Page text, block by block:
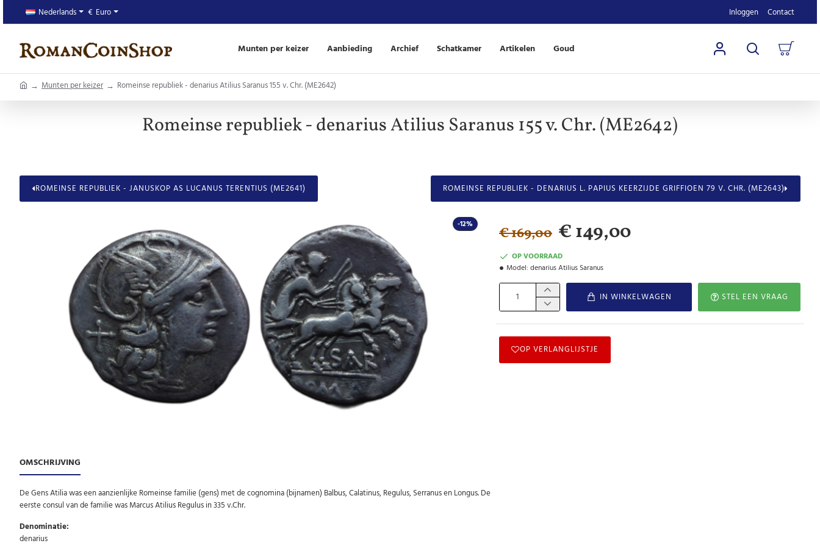
Nederlands € Euro Inloggen Contact
Munten per keizer Aanbieding Archief Schatkamer Artikelen Goud
homeMunten per keizer Romeinse republiek - denarius Atilius Saranus 155 v. Chr. (ME2642)
Romeinse republiek - denarius Atilius Saranus 155 v. Chr. (ME2642)
ROMEINSE REPUBLIEK - JANUSKOP AS LUCANUS TERENTIUS (ME2641) ROMEINSE REPUBLIEK - DENARIUS L. PAPIUS KEERZIJDE GRIFFIOEN 79 V. CHR. (ME2643)
-12%
OP VOORRAAD
Model: denarius Atilius Saranus
€ 149,00
€ 169,00
IN WINKELWAGEN STEL EEN VRAAG
OP VERLANGLIJSTJE
OMSCHRIJVING
De Gens Atilia was een aanzienlijke Romeinse familie (gens) met de cognomina (bijnamen) Balbus, Calatinus, Regulus, Serranus en Longus. De
eerste consul van de familie was Marcus Atilius Regulus in 335 v.Chr.
Denominatie:
denarius